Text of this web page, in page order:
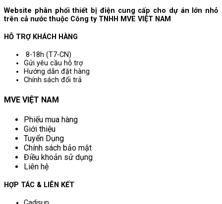
Website phân phối thiết bị điện cung cấp cho dự án lớn nhỏ
trên cả nước thuộc Công ty TNHH MVE VIỆT NAM
HỖ TRỢ KHÁCH HÀNG
8-18h (T7-CN)
Gửi yêu cầu hỗ trợ
Hướng dẫn đặt hàng
Chính sách đổi trả
MVE VIỆT NAM
Phiếu mua hàng
Giới thiệu
Tuyển Dụng
Chính sách bảo mật
Điều khoản sử dụng
Liên hệ
HỢP TÁC & LIÊN KẾT